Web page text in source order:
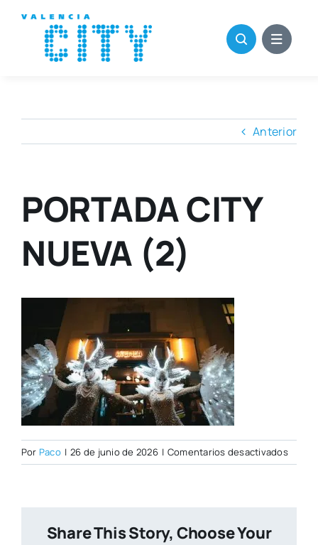
contenido
Anterior
PORTADA CITY
NUEVA (2)
Por Paco | 26 de junio de 2026 | Comentarios desactivadosen
Share This Story, Choose Your